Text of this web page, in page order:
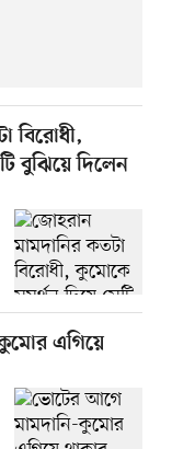
বিরোধী,
বুঝিয়ে দিলেন
এগিয়ে